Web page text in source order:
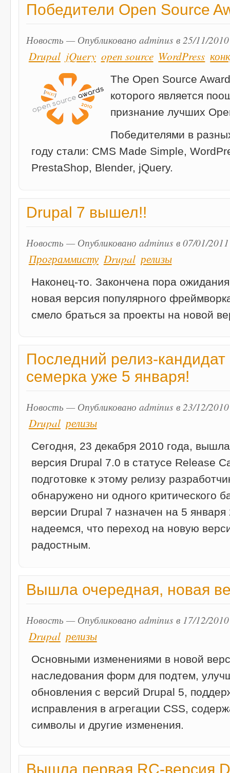
Победители Open Source
Новость — Опубликовано adminus в 25/11/
Drupal jQuery open source WordPress
The Open Source
которого является
признание лучших
Победителями в
году стали: CMS Made Simple,
PrestaShop, Blender, jQuery.
Drupal 7 вышел!!
Новость — Опубликовано adminus в 07/01/
Программисту Drupal релизы
Наконец-то. Закончена пора
новая версия популярного
смело браться за проекты на новой
Последний релиз-
семерка уже 5 января!
Новость — Опубликовано adminus в 23/12/
Drupal релизы
Сегодня, 23 декабря 2010 года,
версия Drupal 7.0 в статусе Release
подготовке к этому релизу
обнаружено ни одного критического
версии Drupal 7 назначен на 5
надеемся, что переход на новую
радостным.
Вышла очередная, новая
Новость — Опубликовано adminus в 17/12/
Drupal релизы
Основными изменениями в новой
наследования форм для подтем,
обновления с версий Drupal 5,
исправления в агрегации CSS,
символы и другие изменения.
Вышла первая RC-версия